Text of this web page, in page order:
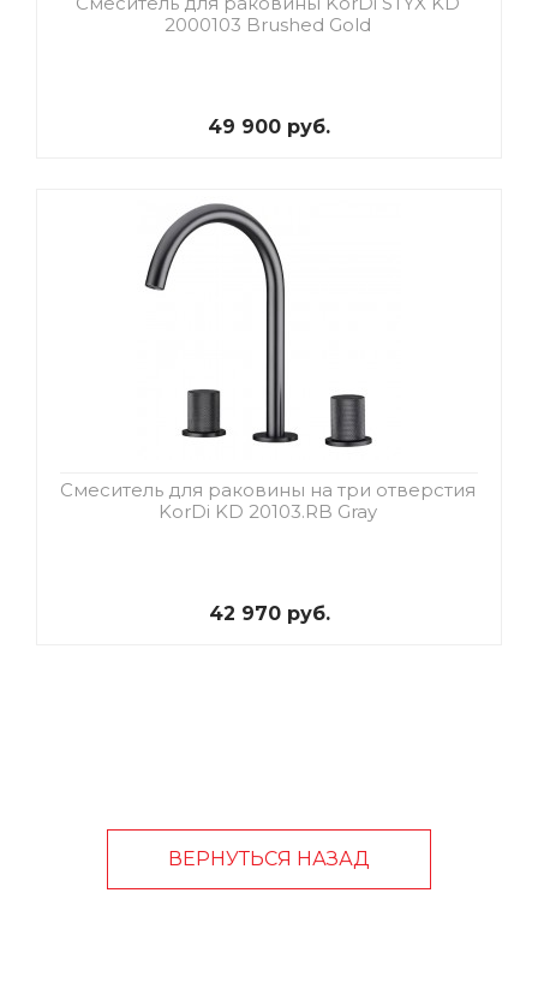
2000103 Brushed Gold
49 900 руб.
Смеситель для раковины на три отверстия
KorDi KD 20103.RB Gray
42 970 руб.
ВЕРНУТЬСЯ НАЗАД